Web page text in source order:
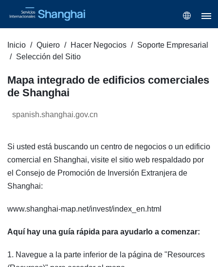
Inicio Quiero Hacer Negocios
Soporte Empresarial
Selección del Sitio
Mapa integrado de edificios comerciales
de Shanghai
spanish.shanghai.gov.cn
Si usted está buscando un centro de negocios o un edificio
comercial en Shanghai, visite el sitio web respaldado por
el Consejo de Promoción de Inversión Extranjera de
Shanghai:
www.shanghai-map.net/invest/index_en.html
Aquí hay una guía rápida para ayudarlo a comenzar:
1. Navegue a la parte inferior de la página de "Resources